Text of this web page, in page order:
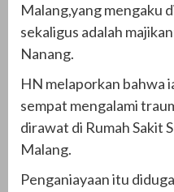
Malang,yang mengaku
sekaligus adalah
Nanang.
HN melaporkan bahwa
sempat mengalami
dirawat di Rumah Sakit
Malang.
Penganiayaan itu